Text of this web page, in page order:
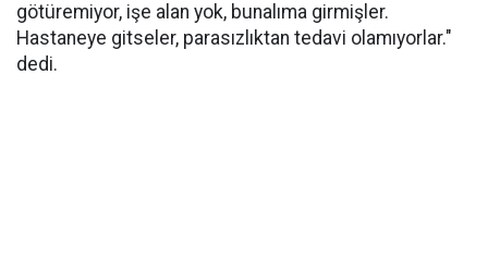
götüremiyor, işe alan yok, bunalıma girmişler.
Hastaneye gitseler, parasızlıktan tedavi olamıyorlar."
dedi.